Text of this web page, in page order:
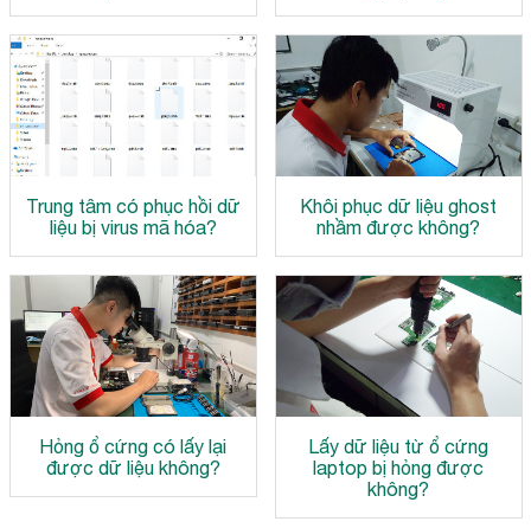
Trung tâm có phục hồi dữ
liệu bị virus mã hóa?
Khôi phục dữ liệu ghost
nhầm được không?
Hỏng ổ cứng có lấy lại
được dữ liệu không?
Lấy dữ liệu từ ổ cứng
laptop bị hỏng được
không?